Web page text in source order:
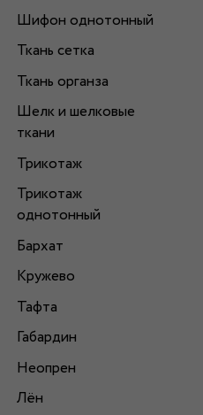
Шифон однотонный
Ткань сетка
Ткань органза
Шелк и шелковые
ткани
Трикотаж
Трикотаж
однотонный
Бархат
Кружево
Тафта
Габардин
Неопрен
Лён